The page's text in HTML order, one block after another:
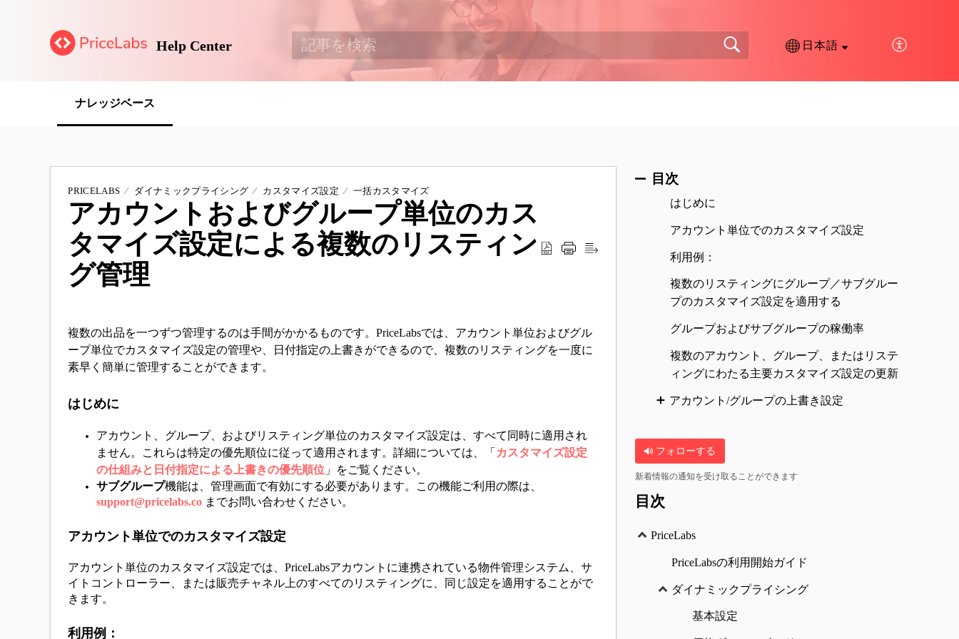
Help Center 日本語
ナレッジベース
PRICELABS ダイナミックプライシング カスタマイズ設定 一括カスタマイズ
アカウントおよびグループ単位のカス
タマイズ設定による複数のリスティン
グ管理
複数の出品を一つずつ管理するのは手間がかかるものです。PriceLabsでは、アカウント単位およびグル
ープ単位でカスタマイズ設定の管理や、日付指定の上書きができるので、複数のリスティングを一度に
素早く簡単に管理することができます。
はじめに
アカウント、グループ、およびリスティング単位のカスタマイズ設定は、すべて同時に適用され
ません。これらは特定の優先順位に従って適用されます。詳細については、「 カ スタマイズ設定
の仕組みと日付指定による上書きの優先順位 」をご覧ください。
サブグループ機能は、管理画面で有効にする必要があります。この機能ご利用の際は、
support@pricelabs.co までお問い合わせください。
アカウント単位でのカスタマイズ設定
アカウント単位のカスタマイズ設定では、PriceLabsアカウントに連携されている物件管理システム、サ
イトコントローラー、または販売チャネル上のすべてのリスティングに、同じ設定を適用することがで
きます。
利用例：
目次
はじめに
アカウント単位でのカスタマイズ設定
利用例：
複数のリスティングにグループ／サブグルー
プのカスタマイズ設定を適用する
グループおよびサブグループの稼働率
複数のアカウント、グループ、またはリステ
ィングにわたる主要カスタマイズ設定の更新
アカウント/グループの上書き設定
フォローする
新着情報の通知を受け取ることができます
目次
PriceLabs
PriceLabsの利用開始ガイド
ダイナミックプライシング
基本設定